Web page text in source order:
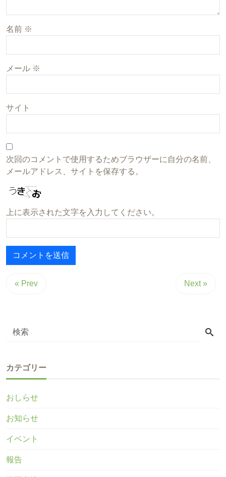
名前 ※
メール ※
サイト
次回のコメントで使用するためブラウザーに自分の名前、
メールアドレス、サイトを保存する。
上に表示された文字を入力してください。
« Prev Next »
カテゴリー
おしらせ
お知らせ
イベント
報告